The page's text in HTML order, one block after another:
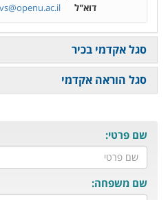
דוא"ל
סגל אקדמי בכיר
סגל הוראה אקדמי
שם פרטי:
שם משפחה: